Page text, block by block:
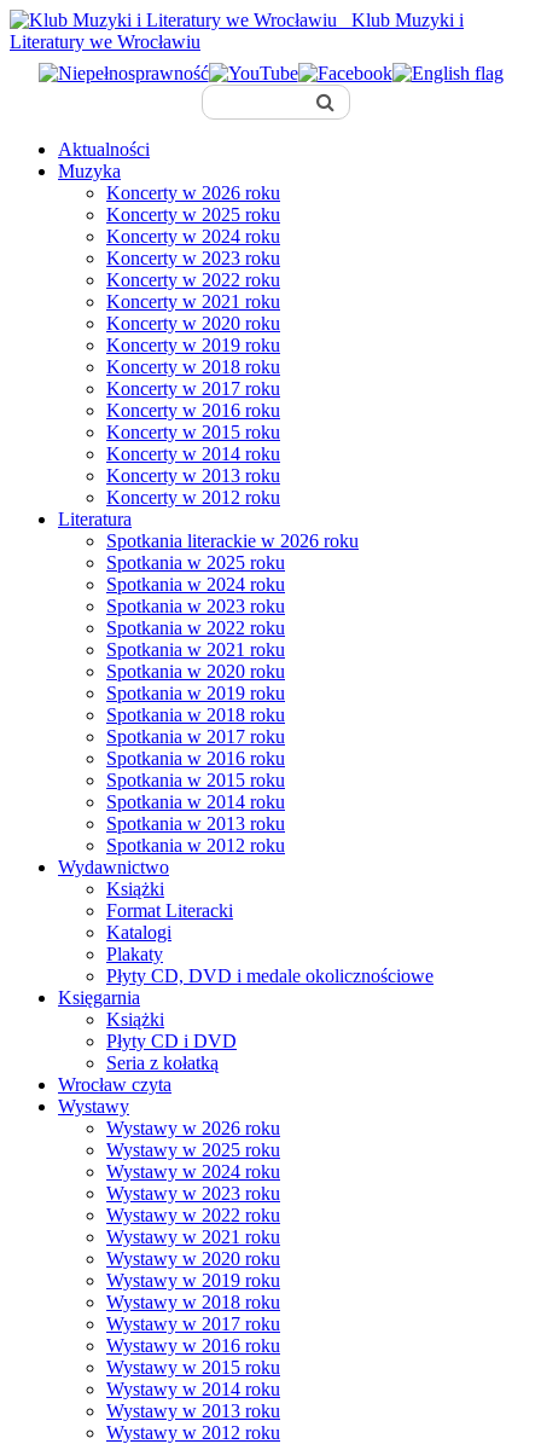
Klub Muzyki i
Literatury we Wrocławiu
Aktualności
Muzyka
Koncerty w 2026 roku
Koncerty w 2025 roku
Koncerty w 2024 roku
Koncerty w 2023 roku
Koncerty w 2022 roku
Koncerty w 2021 roku
Koncerty w 2020 roku
Koncerty w 2019 roku
Koncerty w 2018 roku
Koncerty w 2017 roku
Koncerty w 2016 roku
Koncerty w 2015 roku
Koncerty w 2014 roku
Koncerty w 2013 roku
Koncerty w 2012 roku
Literatura
Spotkania literackie w 2026 roku
Spotkania w 2025 roku
Spotkania w 2024 roku
Spotkania w 2023 roku
Spotkania w 2022 roku
Spotkania w 2021 roku
Spotkania w 2020 roku
Spotkania w 2019 roku
Spotkania w 2018 roku
Spotkania w 2017 roku
Spotkania w 2016 roku
Spotkania w 2015 roku
Spotkania w 2014 roku
Spotkania w 2013 roku
Spotkania w 2012 roku
Wydawnictwo
Książki
Format Literacki
Katalogi
Plakaty
Płyty CD, DVD i medale okolicznościowe
Księgarnia
Książki
Płyty CD i DVD
Seria z kołatką
Wrocław czyta
Wystawy
Wystawy w 2026 roku
Wystawy w 2025 roku
Wystawy w 2024 roku
Wystawy w 2023 roku
Wystawy w 2022 roku
Wystawy w 2021 roku
Wystawy w 2020 roku
Wystawy w 2019 roku
Wystawy w 2018 roku
Wystawy w 2017 roku
Wystawy w 2016 roku
Wystawy w 2015 roku
Wystawy w 2014 roku
Wystawy w 2013 roku
Wystawy w 2012 roku